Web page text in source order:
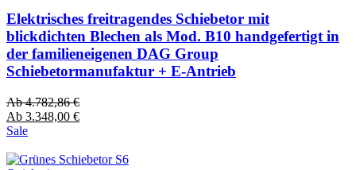
Elektrisches freitragendes Schiebetor mit
blickdichten Blechen als Mod. B10 handgefertigt in
der familieneigenen DAG Group
Schiebetormanufaktur + E-Antrieb
Ab4.782,86€
Ab 3.348,00 €
Sale